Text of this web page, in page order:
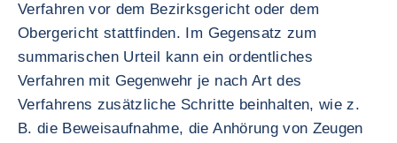
Verfahren vor dem Bezirksgericht oder dem
Obergericht stattfinden. Im Gegensatz zum
summarischen Urteil kann ein ordentliches
Verfahren mit Gegenwehr je nach Art des
Verfahrens zusätzliche Schritte beinhalten, wie z.
B. die Beweisaufnahme, die Anhörung von Zeugen